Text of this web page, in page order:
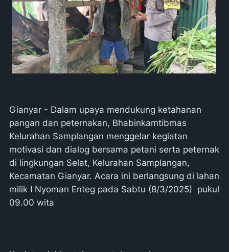
Gianyar - Dalam upaya mendukung ketahanan
pangan dan peternakan, Bhabinkamtibmas
Kelurahan Samplangan menggelar kegiatan
motivasi dan dialog bersama petani serta peternak
di lingkungan Selat, Kelurahan Samplangan,
Kecamatan Gianyar. Acara ini berlangsung di lahan
milik I Nyoman Enteg pada Sabtu (8/3/2025) pukul
09.00 wita